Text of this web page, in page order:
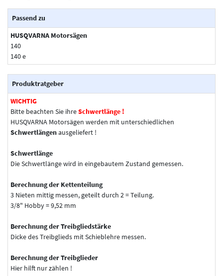
Passend zu
HUSQVARNA Motorsägen
140
140 e
Produktratgeber
WICHTIG
Bitte beachten Sie ihreSchwertlänge !
HUSQVARNA Motorsägen werden mit unterschiedlichen
Schwertlängenausgeliefert !
Schwertlänge
Die Schwertlänge wird in eingebautem Zustand gemessen.
Berechnung der Kettenteilung
3 Nieten mittig messen, geteilt durch 2 = Teilung.
3/8" Hobby = 9,52 mm
Berechnung der Treibgliedstärke
Dicke des Treibglieds mit Schieblehre messen.
Berechnung der Treibglieder
Hier hilft nur zählen !